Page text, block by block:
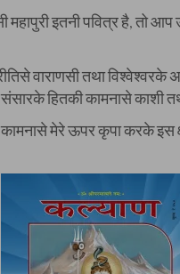
महापुरी इतनी पवित्र है, तो
वाराणसी तथा
हितकी कामनासे काशी
मेरे ऊपर कृपा करके इस